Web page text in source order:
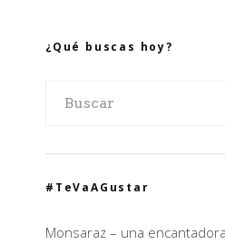
¿Qué buscas hoy?
#TeVaAGustar
Monsaraz – una